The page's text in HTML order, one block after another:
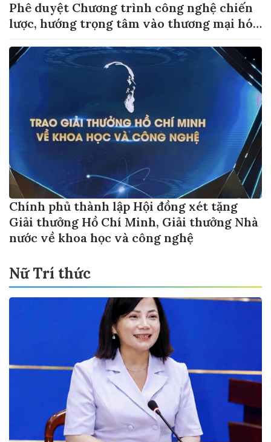
Phê duyệt Chương trình công nghệ chiến
lược, hướng trọng tâm vào thương mại hóa
Chính phủ thành lập Hội đồng xét tặng
Giải thưởng Hồ Chí Minh, Giải thưởng Nhà
nước về khoa học và công nghệ
Nữ Trí thức